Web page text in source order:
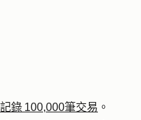
錄 100,000筆交易 。